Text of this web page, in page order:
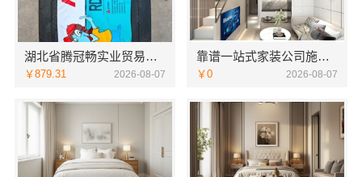
湖北省腾冠畅实业贸易有限公司：专业轮胎批发平台解决方案
￥879.31 2026-08-07
靠谱一站式家装公司施工南通宏域全宅装饰建材有限公司
￥0 2026-08-07